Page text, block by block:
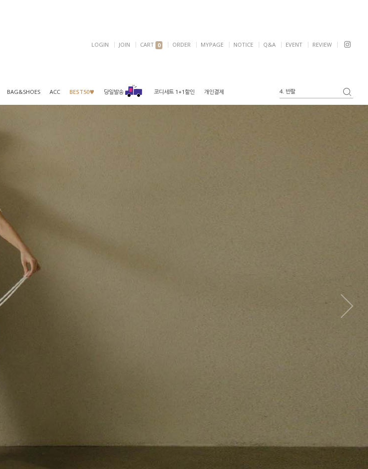
NOTICE Q&A EVENT REVIEW
LOGIN JOIN CART 0 ORDER MYPAGE
BAG&SHOES ACC BEST50♥ 당일발송 코디세트 1+1할인 개인결제
4. 반팔